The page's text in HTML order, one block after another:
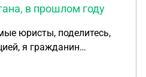
в прошлом году
юристы, поделитесь,
я гражданин
году меня